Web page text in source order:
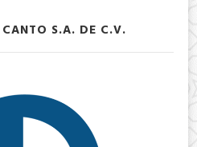
S.A. DE C.V.